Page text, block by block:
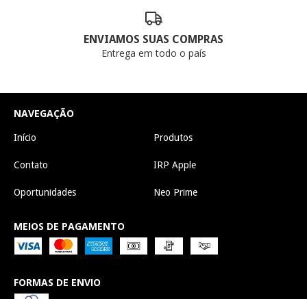
ENVIAMOS SUAS COMPRAS
Entrega em todo o país
NAVEGAÇÃO
Início Produtos
Contato IRP Apple
Oportunidades Neo Prime
MEIOS DE PAGAMENTO
FORMAS DE ENVIO